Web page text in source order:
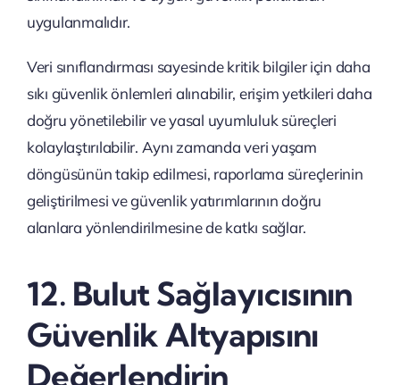
uygulanmalıdır.
Veri sınıflandırması sayesinde kritik bilgiler için daha
sıkı güvenlik önlemleri alınabilir, erişim yetkileri daha
doğru yönetilebilir ve yasal uyumluluk süreçleri
kolaylaştırılabilir. Aynı zamanda veri yaşam
döngüsünün takip edilmesi, raporlama süreçlerinin
geliştirilmesi ve güvenlik yatırımlarının doğru
alanlara yönlendirilmesine de katkı sağlar.
12. Bulut Sağlayıcısının
Güvenlik Altyapısını
Değerlendirin